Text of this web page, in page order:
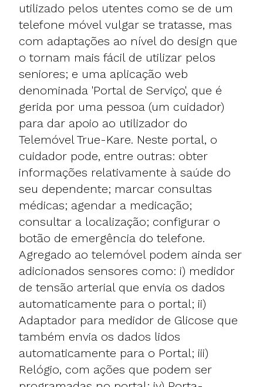
utilizado pelos utentes como se de um
telefone móvel vulgar se tratasse, mas
com adaptações ao nível do design que
o tornam mais fácil de utilizar pelos
seniores; e uma aplicação web
denominada 'Portal de Serviço', que é
gerida por uma pessoa (um cuidador)
para dar apoio ao utilizador do
Telemóvel True-Kare. Neste portal, o
cuidador pode, entre outras: obter
informações relativamente à saúde do
seu dependente; marcar consultas
médicas; agendar a medicação;
consultar a localização; configurar o
botão de emergência do telefone.
Agregado ao telemóvel podem ainda ser
adicionados sensores como: i) medidor
de tensão arterial que envia os dados
automaticamente para o portal; ii)
Adaptador para medidor de Glicose que
também envia os dados lidos
automaticamente para o Portal; iii)
Relógio, com ações que podem ser